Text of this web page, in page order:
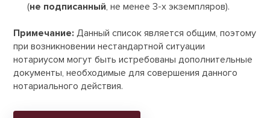
(не подписанный, не менее 3-х экземпляров).
Примечание: Данный список является общим, поэтому
при возникновении нестандартной ситуации
нотариусом могут быть истребованы дополнительные
документы, необходимые для совершения данного
нотариального действия.